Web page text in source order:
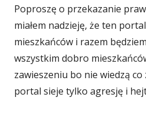
Poproszę o przekazanie
miałem nadzieję, że ten
mieszkańców i razem
wszystkim dobro
zawieszeniu bo nie wiedzą
portal sieje tylko agresję i